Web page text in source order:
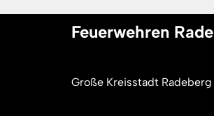
Feuerwehren
Große Kreisstadt Radeberg